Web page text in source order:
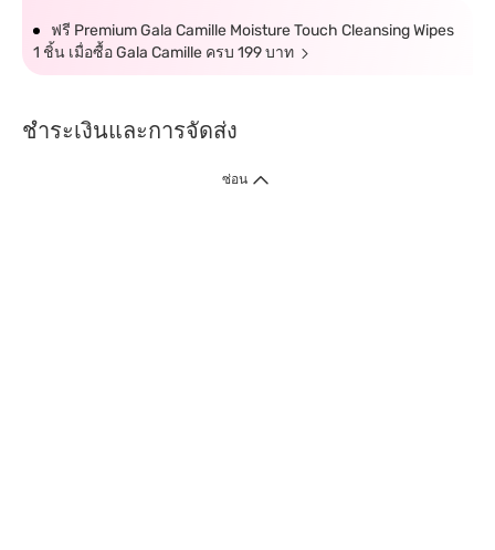
ฟรี Premium Gala Camille Moisture Touch Cleansing Wipes
1 ชิ้น เมื่อซื้อ Gala Camille ครบ 199 บาท
ชำระเงินและการจัดส่ง
ซ่อน